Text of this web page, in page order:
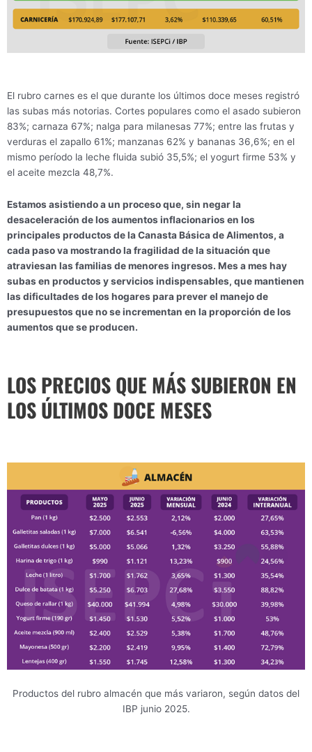
El rubro carnes es el que durante los últimos doce meses registró
las subas más notorias. Cortes populares como el asado subieron
83%; carnaza 67%; nalga para milanesas 77%; entre las frutas y
verduras el zapallo 61%; manzanas 62% y bananas 36,6%; en el
mismo período la leche fluida subió 35,5%; el yogurt firme 53% y
el aceite mezcla 48,7%.
Estamos asistiendo a un proceso que, sin negar la
desaceleración de los aumentos inflacionarios en los
principales productos de la Canasta Básica de Alimentos, a
cada paso va mostrando la fragilidad de la situación que
atraviesan las familias de menores ingresos. Mes a mes hay
subas en productos y servicios indispensables, que mantienen
las dificultades de los hogares para prever el manejo de
presupuestos que no se incrementan en la proporción de los
aumentos que se producen.
LOS PRECIOS QUE MÁS SUBIERON EN
LOS ÚLTIMOS DOCE MESES
Productos del rubro almacén que más variaron, según datos del
IBP junio 2025.